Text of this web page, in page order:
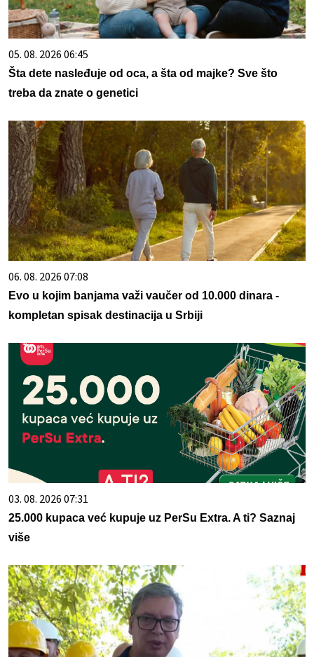
05. 08. 2026 06:45
Šta dete nasleđuje od oca, a šta od majke? Sve što
treba da znate o genetici
06. 08. 2026 07:08
Evo u kojim banjama važi vaučer od 10.000 dinara -
kompletan spisak destinacija u Srbiji
03. 08. 2026 07:31
25.000 kupaca već kupuje uz PerSu Extra. A ti? Saznaj
više